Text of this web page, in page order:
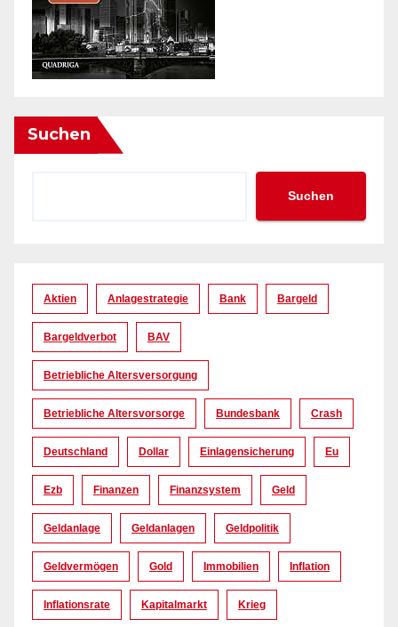
Suchen
Suchen
Aktien Anlagestrategie Bank Bargeld
Bargeldverbot BAV
Betriebliche Altersversorgung
Betriebliche Altersvorsorge Bundesbank Crash
Deutschland Dollar Einlagensicherung Eu
Ezb Finanzen Finanzsystem Geld
Geldanlage Geldanlagen Geldpolitik
Geldvermögen Gold Immobilien Inflation
Inflationsrate Kapitalmarkt Krieg